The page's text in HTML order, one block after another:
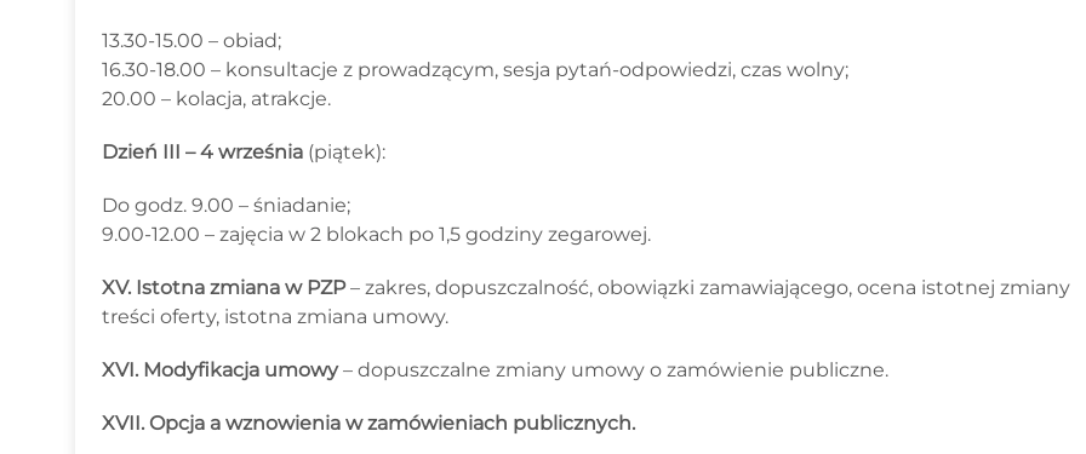
13.30-15.00 – obiad;
16.30-18.00 – konsultacje z prowadzącym, sesja pytań-odpowiedzi, czas wolny;
20.00 – kolacja, atrakcje.
Dzień III – 4 września (piątek):
Do godz. 9.00 – śniadanie;
9.00-12.00 – zajęcia w 2 blokach po 1,5 godziny zegarowej.
XV. Istotna zmiana w PZP– zakres, dopuszczalność, obowiązki zamawiającego, ocena istotnej zmiany
treści oferty, istotna zmiana umowy.
XVI. Modyfikacja umowy– dopuszczalne zmiany umowy o zamówienie publiczne.
XVII. Opcja a wznowienia w zamówieniach publicznych.